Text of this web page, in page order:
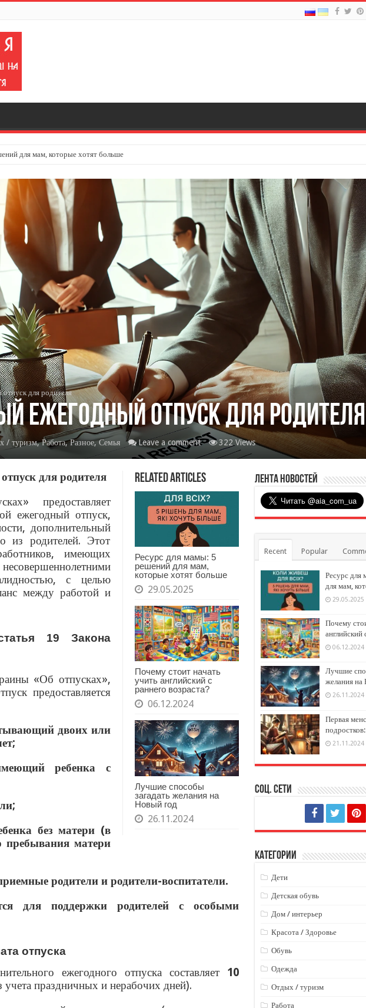
для мам, которые хотят больше
для родителя
ежегодный отпуск для родителя
/ туризм,Работа,Разное,Семья Leave a comment 322 Views
Related Articles
Ресурс для мамы: 5
решений для мам,
которые хотят больше
29.05.2025
Почему стоит начать
учить английский с
раннего возраста?
06.12.2024
Лучшие способы
загадать желания на
Новый год
26.11.2024
для родителя
предоставляет
ежегодный отпуск,
дополнительный
из родителей. Этот
имеющих
с целью
между работой и
19 Закона
«Об отпусках»,
предоставляется
двоих или
ребенка с
без матери (в
пребывания матери
родители и родители-воспитатели.
для поддержки родителей с особыми
отпуска
ежегодного отпуска составляет 10
учета праздничных и нерабочих дней).
Лента новостей
Recent Popular
Ресурс для
для мам,
29.05.2025
Почему
английский
06.12.2024
Лучшие
желания на
26.11.2024
Первая
21.11.2024
Соц. сети
Категории
Дети
Детская обувь
Дом / интерьер
Красота / Здоровье
Обувь
Одежда
Отдых / туризм
Работа